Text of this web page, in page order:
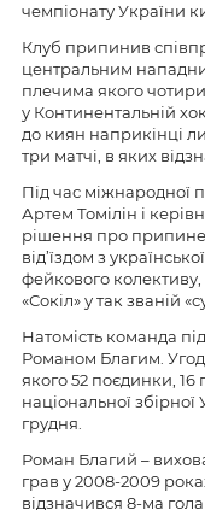
чемпіонату України
Клуб припинив
центральним
плечима якого чотири
у Континентальній
до киян наприкінці
три матчі, в яких
Під час міжнародної
Артем Томілін і
рішення про
від’їздом з
фейкового
«Сокіл» у так званій
Натомість команда
Романом Благим.
якого 52 поєдинки, 16
національної збірної
грудня.
Роман Благий –
грав у 2008-2009
відзначився 8-ма